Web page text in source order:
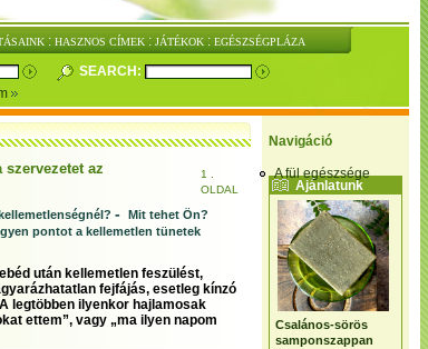
: HASZNOS CÍMEK : JÁTÉKOK : EGÉSZSÉGPLÁZA
SEARCH:
Navigáció
A fül egészsége
Ajánlatunk
Csalános-sörös
samponszappan
az
1 .
OLDAL
- Mit tehet Ön?
pontot a kellemetlen tünetek
után kellemetlen feszülést,
fejfájás, esetleg kínzó
legtöbben ilyenkor hajlamosak
ettem”, vagy „ma ilyen napom